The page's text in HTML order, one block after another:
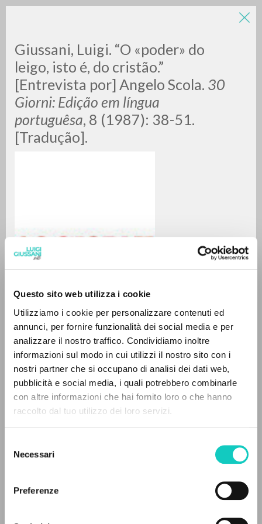
Questo sito web utilizza i cookie
Utilizziamo i cookie per personalizzare contenuti ed
annunci, per fornire funzionalità dei social media e per
analizzare il nostro traffico. Condividiamo inoltre
informazioni sul modo in cui utilizzi il nostro sito con i
nostri partner che si occupano di analisi dei dati web,
pubblicità e social media, i quali potrebbero combinarle
con altre informazioni che hai fornito loro o che hanno
raccolto dal tuo utilizzo dei loro servizi.
delNecessari
Preferenze
Giussani, Luigi. “O «poder» do
leigo, isto é, do cristão.”
[Entrevista por] Angelo Scola. 30
Giorni: Edição em língua
portuguêsa, 8 (1987): 38-51.
[Tradução].
Giussani LuigiAutor
Scola AngeloEntrevista
Portoghese BR
LUIGI
GIUSSANI
scritti
BÚSQUEDA AVANZADA »
0DOCUMENTOS ENCONTRADOS
RESULTADOS SUCESIVOS